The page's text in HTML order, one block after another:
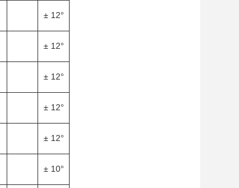
± 12°
± 12°
± 12°
± 12°
± 12°
± 10°